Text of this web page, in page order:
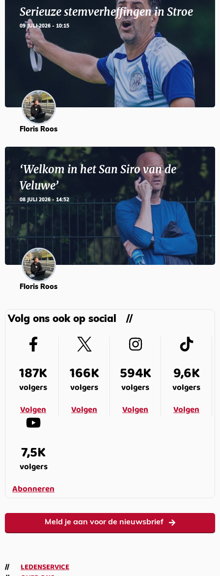
Serieuze stemverheffingen in Stroe
09 JULI 2026 - 10:15
Floris Roos
‘Welkom in het San Siro van de
Veluwe’
08 JULI 2026 - 14:52
Floris Roos
Volg ons ook op social
187K
volgers
Volgen
166K
volgers
Volgen
594K
volgers
Volgen
9,6K
volgers
Volgen
7,5K
volgers
Abonneren
Meld je aan voor de nieuwsbrief
LEDENSERVICE